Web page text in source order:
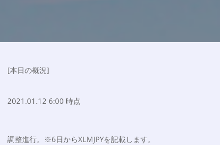
[本日の概況]
2021.01.12 6:00 時点
調整進行。※6日からXLMJPYを記載します。